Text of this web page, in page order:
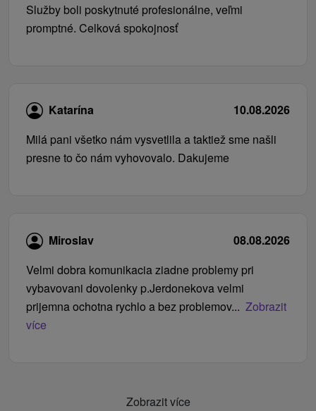
Služby boli poskytnuté profesionálne, veľmi
promptné. Celková spokojnosť
Katarína
10.08.2026
Milá pani všetko nám vysvetlila a taktiež sme našli
presne to čo nám vyhovovalo. Dakujeme
Miroslav
08.08.2026
Velmi dobra komunikacia ziadne problemy pri
vybavovani dovolenky p.Jerdonekova velmi
prijemna ochotna rychlo a bez problemov... Zobrazit
více
Zobrazit více